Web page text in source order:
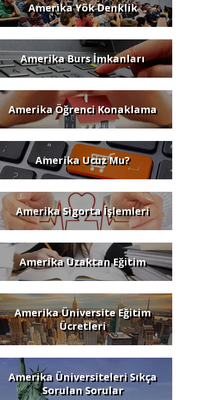
Amerika Yök Denklik
Amerika Burs İmkanları
Amerika Öğrenci Konaklama
Amerika Ucuz Mu?
Amerika Sigorta İşlemleri
Amerika Uzaktan Eğitim
Amerika Üniversite Eğitim
Ücretleri
Amerika Üniversiteleri Sıkça
Sorulan Sorular